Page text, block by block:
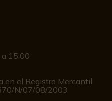
15:00
en el Registro Mercantil
N/07/08/2003